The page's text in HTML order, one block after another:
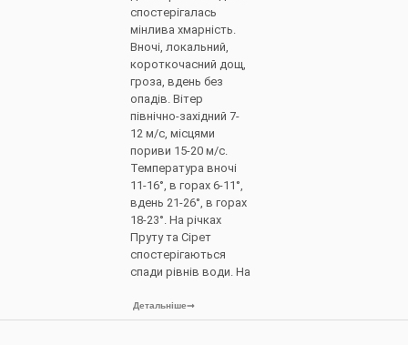
спостерігалась
мінлива хмарність.
Вночі, локальний,
короткочасний дощ,
гроза, вдень без
опадів. Вітер
північно-західний 7-
12 м/с, місцями
пориви 15-20 м/с.
Температура вночі
11-16°, в горах 6-11°,
вдень 21-26°, в горах
18-23°. На річках
Пруту та Сірет
спостерігаються
спади рівнів води. На
Детальніше